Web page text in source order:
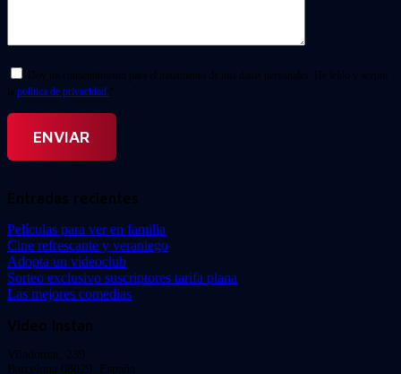
Doy mi consentimiento para el tratamiento de mis datos personales. He leído y acepto
la política de privacidad. *
Entradas recientes
Películas para ver en familia
Cine refrescante y veraniego
Adopta un videoclub
Sorteo exclusivo suscriptores tarifa plana
Las mejores comedias
Video Instan
Viladomat, 239
Barcelona 08029. España.